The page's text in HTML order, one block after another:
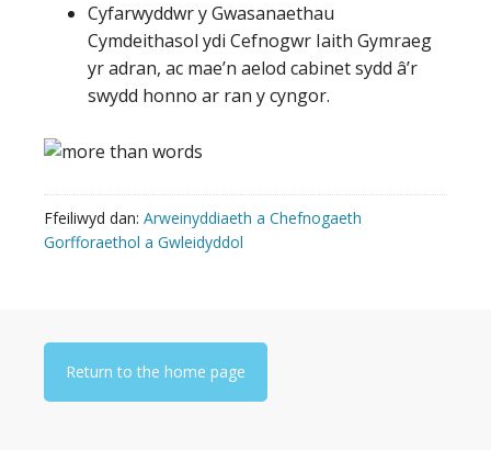
Cyfarwyddwr y Gwasanaethau
Cymdeithasol ydi Cefnogwr Iaith Gymraeg
yr adran, ac mae’n aelod cabinet sydd â’r
swydd honno ar ran y cyngor.
Ffeiliwyd dan: Arweinyddiaeth a Chefnogaeth
Gorfforaethol a Gwleidyddol
Return to the home page